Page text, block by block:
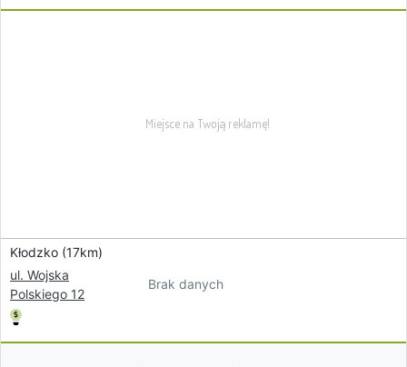
Kłodzko (17km)
ul. Wojska
Polskiego 12
Brak danych